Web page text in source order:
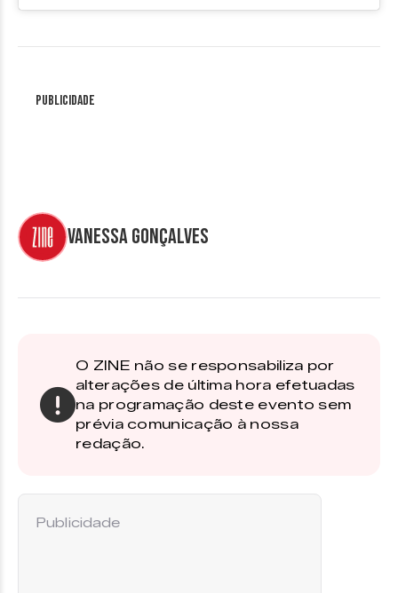
Publicidade
Vanessa Gonçalves
O ZINE não se responsabiliza por
alterações de última hora efetuadas
na programação deste evento sem
prévia comunicação à nossa
redação.
Publicidade